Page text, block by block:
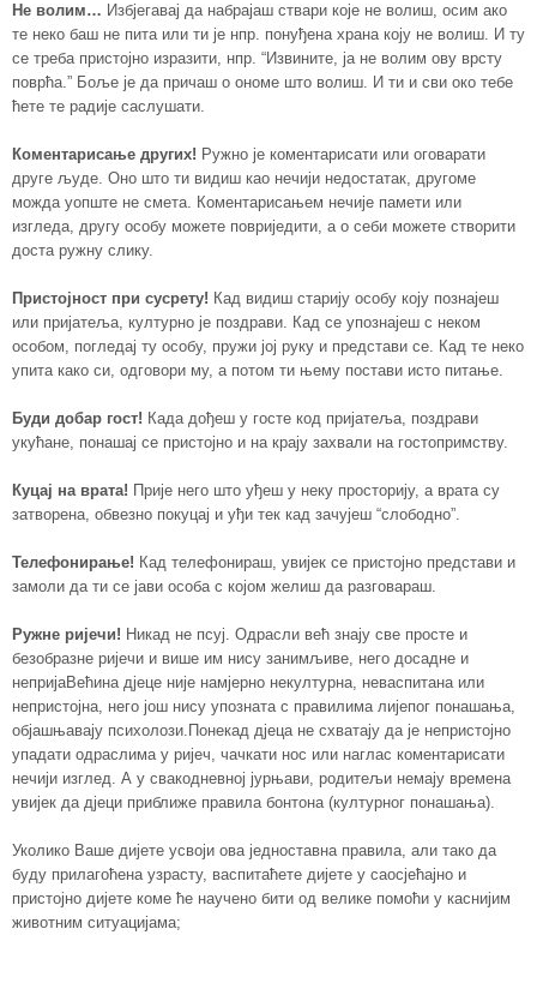
Не волим… Избјегавај да набрајаш ствари које не волиш, осим ако
те неко баш не пита или ти је нпр. понуђена храна коју не волиш. И ту
се треба пристојно изразити, нпр. “Извините, ја не волим ову врсту
поврћа.” Боље је да причаш о ономе што волиш. И ти и сви око тебе
ћете те радије саслушати.
Коментaрисање других! Ружно је коментарисати или оговарати
друге људе. Оно што ти видиш као нечији недостатак, другоме
можда уопште не смета. Коментарисањем нечије памети или
изгледа, другу особу можете повриједити, а о себи можете створити
доста ружну слику.
Пристојност при сусрету! Кад видиш старију особу коју познајеш
или пријатеља, културно је поздрави. Кад се упознајеш с неком
особом, погледај ту особу, пружи јој руку и представи се. Кад те неко
упита како си, одговори му, а потом ти њему постави исто питање.
Буди добар гост! Када дођеш у госте код пријатеља, поздрави
укућане, понашај се пристојно и на крају захвали на гостопримству.
Куцај на врата! Прије него што уђеш у неку просторију, а врата су
затворена, обвезно покуцај и уђи тек кад зачујеш “слободно”.
Телефонирање! Кад телефонираш, увијек се пристојно представи и
замоли да ти се јави особа с којом желиш да разговараш.
Ружне ријечи! Никад не псуј. Одрасли већ знају све просте и
безобразне ријечи и више им нису занимљиве, него досадне и
непријаВећина дјеце није намјерно некултурна, неваспитана или
непристојна, него још нису упозната с правилима лијепог понашања,
објашњавају психолози.Понекад дјеца не схватају да је непристојно
упадати одраслима у ријеч, чачкати нос или наглас коментарисати
нечији изглед. А у свакодневној јурњави, родитељи немају времена
увијек да дјеци приближе правила бонтона (културног понашања).
Уколико Ваше дијете усвоји ова једноставна правила, али тако да
буду прилагоћена узрасту, васпитаћете дијете у саосјећајно и
пристојно дијете коме ће научено бити од велике помоћи у каснијим
животним ситуацијама;